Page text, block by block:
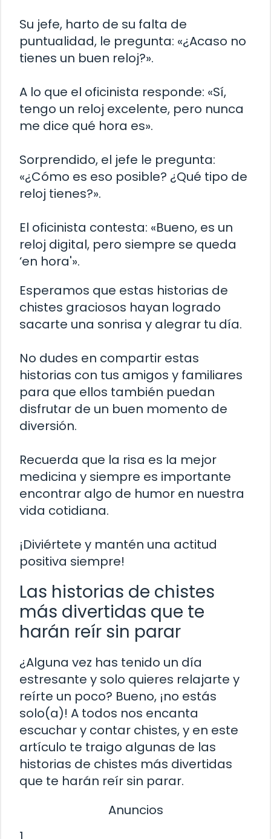
Su jefe, harto de su falta de
puntualidad, le pregunta: «¿Acaso no
tienes un buen reloj?».
A lo que el oficinista responde: «Sí,
tengo un reloj excelente, pero nunca
me dice qué hora es».
Sorprendido, el jefe le pregunta:
«¿Cómo es eso posible? ¿Qué tipo de
reloj tienes?».
El oficinista contesta: «Bueno, es un
reloj digital, pero siempre se queda
‘en hora'».
Esperamos que estas historias de
chistes graciosos hayan logrado
sacarte una sonrisa y alegrar tu día.
No dudes en compartir estas
historias con tus amigos y familiares
para que ellos también puedan
disfrutar de un buen momento de
diversión.
Recuerda que la risa es la mejor
medicina y siempre es importante
encontrar algo de humor en nuestra
vida cotidiana.
¡Diviértete y mantén una actitud
positiva siempre!
Las historias de chistes
más divertidas que te
harán reír sin parar
¿Alguna vez has tenido un día
estresante y solo quieres relajarte y
reírte un poco? Bueno, ¡no estás
solo(a)! A todos nos encanta
escuchar y contar chistes, y en este
artículo te traigo algunas de las
historias de chistes más divertidas
que te harán reír sin parar.
Anuncios